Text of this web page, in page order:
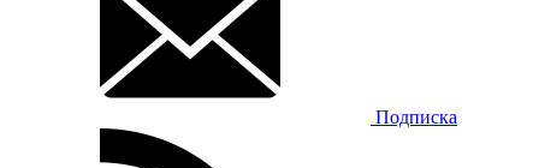
Подписка